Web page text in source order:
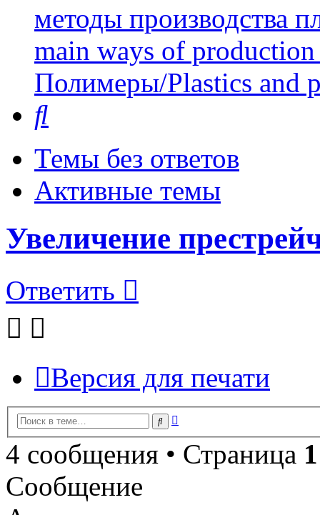
методы производства
main ways of
Полимеры/Plastics and
Темы без ответов
Активные темы
Увеличение
Ответить
Версия для печати
Поиск
4 сообщения • Страница 1
Сообщение